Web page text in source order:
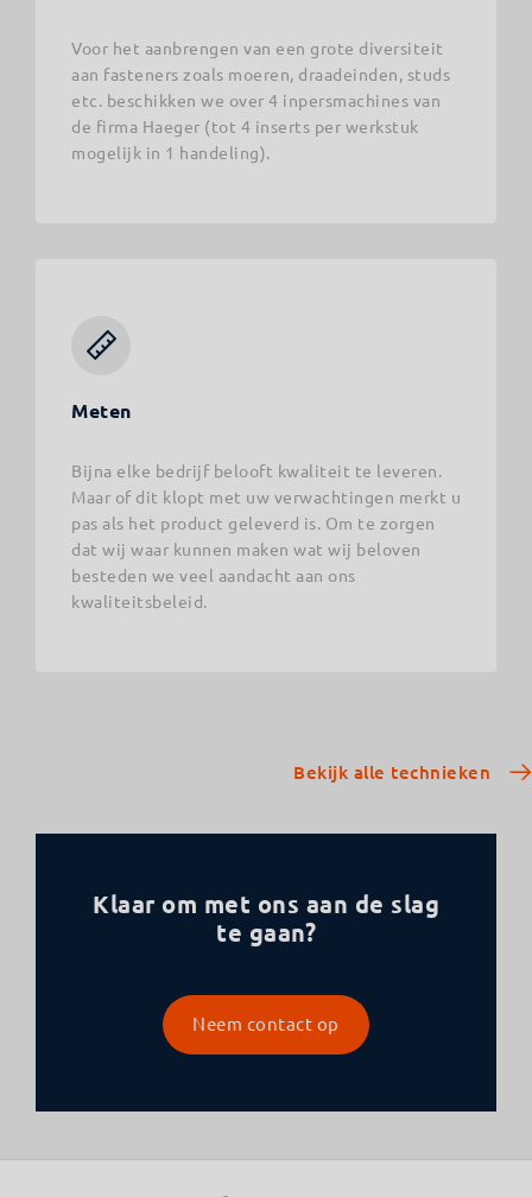
Voor het aanbrengen van een grote diversiteit
aan fasteners zoals moeren, draadeinden, studs
etc. beschikken we over 4 inpersmachines van
de firma Haeger (tot 4 inserts per werkstuk
mogelijk in 1 handeling).
Meten
Bijna elke bedrijf belooft kwaliteit te leveren.
Maar of dit klopt met uw verwachtingen merkt u
pas als het product geleverd is. Om te zorgen
dat wij waar kunnen maken wat wij beloven
besteden we veel aandacht aan ons
kwaliteitsbeleid.
Bekijk alle technieken
Klaar om met ons aan de slag
te gaan?
Neem contact op